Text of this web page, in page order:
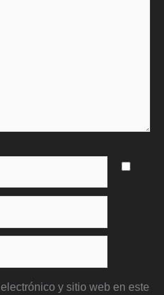
y sitio web en este